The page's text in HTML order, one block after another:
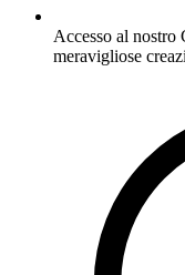
Accesso al nostro
meravigliose